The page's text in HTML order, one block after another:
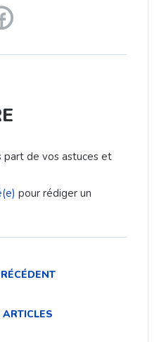
part de vos astuces et
pour rédiger un